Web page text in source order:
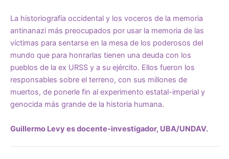
La historiografía occidental y los voceros de la memoria
antinanazi más preocupados por usar la memoria de las
víctimas para sentarse en la mesa de los poderosos del
mundo que para honrarlas tienen una deuda con los
pueblos de la ex URSS y a su ejército. Ellos fueron los
responsables sobre el terreno, con sus millones de
muertos, de ponerle fin al experimento estatal-imperial y
genocida más grande de la historia humana.
Guillermo Levy es docente-investigador, UBA/UNDAV.